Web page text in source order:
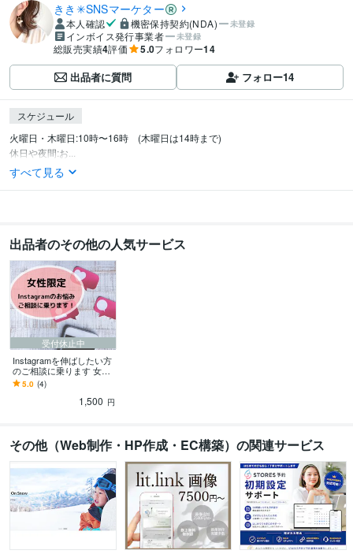
きき✳︎SNSマーケター
本人確認 機密保持契約(NDA) 未登録
インボイス発行事業者 未登録
総販売実績4評価 5.0フォロワー14
出品者に質問 フォロー14
スケジュール
火曜日・木曜日:10時〜16時　(木曜日は14時まで)
休日や夜間:お...
すべて見る
出品者のその他の人気サービス
受付休止中
Instagramを伸ばしたい方
のご相談に乗ります 女性
限定受付！時間内ならチ
ャットで質問し放題です
5.0 (4)
1,500 円
その他（Web制作・HP作成・EC構築）の関連サービス